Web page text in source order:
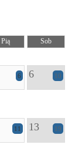
Pią
Sob
6 6 10
11 13 19